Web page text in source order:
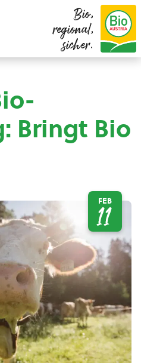
Bio,
regional,
sicher.
Bringt Bio
FEB
11